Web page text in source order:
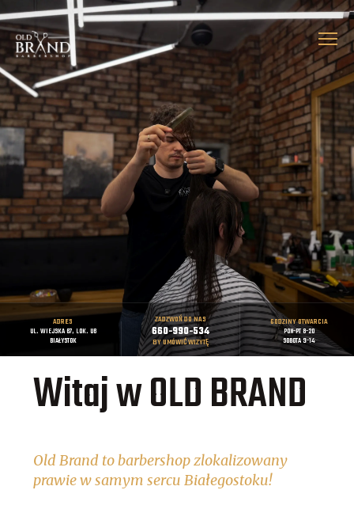
ADRES
UL. WIEJSKA 67, LOK. U6
BIAŁYSTOK
ZADZWOŃ DO NAS
660-990-534
BY UMÓWIĆ WIZYTĘ
GODZINY OTWARCIA
PON-PT 8-20
SOBOTA 9-14
Witaj w OLD BRAND
Old Brand to barbershop zlokalizowany
prawie w samym sercu Białegostoku!